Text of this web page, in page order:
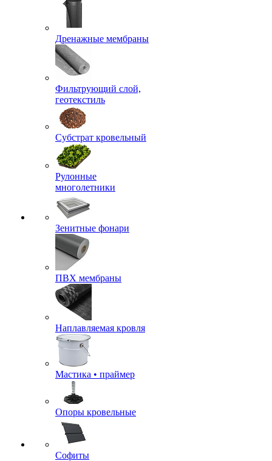
Дренажные мембраны
Фильтрующий слой,
геотекстиль
Субстрат кровельный
Рулонные
многолетники
Зенитные фонари
ПВХ мембраны
Наплавляемая кровля
Мастика • праймер
Опоры кровельные
Софиты